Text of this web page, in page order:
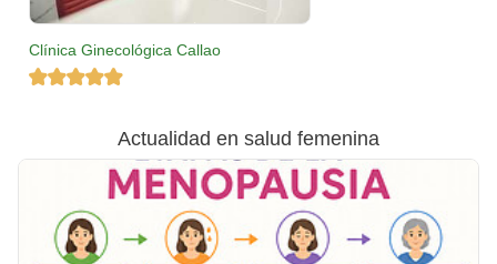
Clínica Ginecológica Callao
Actualidad en salud femenina